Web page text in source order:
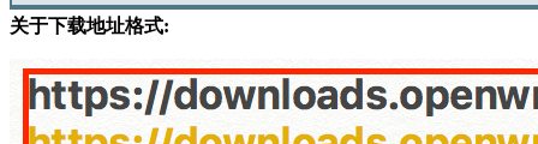
关于下载地址格式: